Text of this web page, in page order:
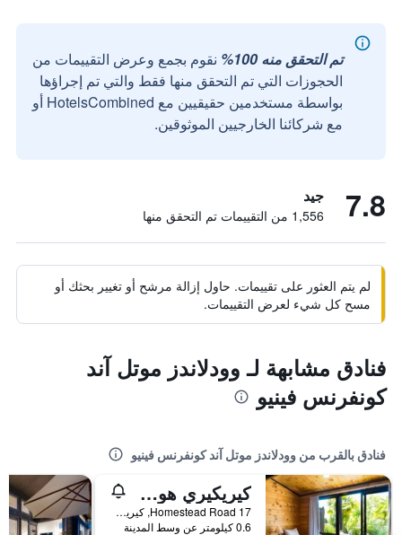
تم التحقق منه 100%
نقوم بجمع وعرض التقييمات من
الحجوزات التي تم التحقق منها فقط والتي تم إجراؤها
بواسطة مستخدمين حقيقيين مع HotelsCombined أو
مع شركائنا الخارجيين الموثوقين.
7.8 جيد
1,556 من التقييمات تم التحقق منها
لم يتم العثور على تقييمات. حاول إزالة مرشح أو تغيير بحثك أو
مسح كل شيء لعرض التقييمات.
فنادق مشابهة لـ وودلاندز موتل آند
كونفرنس فينيو
فنادق بالقرب من وودلاندز موتل آند كونفرنس فينيو
كيريكيري هومستيد موتل آند أبارتمنتس
17 Homestead Road, كيريكيري, نيوزيلندا
0.6 كيلومتر عن وسط المدينة